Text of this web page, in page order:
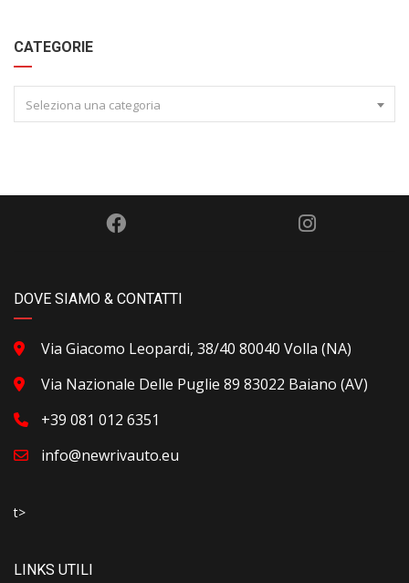
CATEGORIE
Seleziona una categoria
DOVE SIAMO & CONTATTI
Via Giacomo Leopardi, 38/40 80040 Volla (NA)
Via Nazionale Delle Puglie 89 83022 Baiano (AV)
+39 081 012 6351
info@newrivauto.eu
t>
LINKS UTILI